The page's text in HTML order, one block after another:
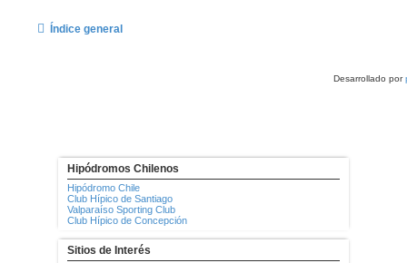
Índice general
Desarrollado por
Hipódromos Chilenos
Hipódromo Chile
Club Hípico de Santiago
Valparaíso Sporting Club
Club Hípico de Concepción
Sitios de Interés